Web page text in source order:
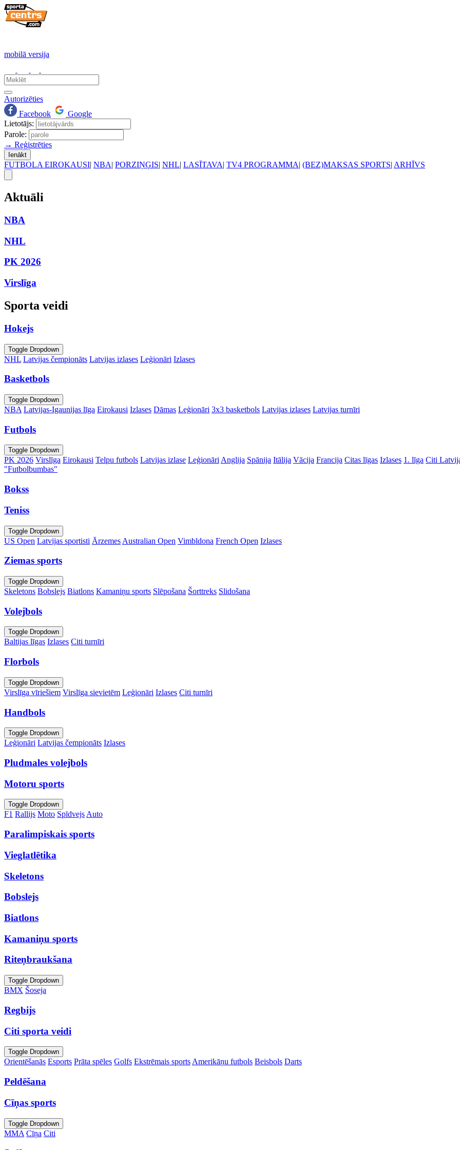
mobilā versija
Autorizēties
Facebook
Google
Lietotājs:
Parole:
→ Reģistrēties
Ienākt
FUTBOLA EIROKAUSI| NBA| PORZIŅĢIS| NHL| LASĪTAVA| TV4 PROGRAMMA| (BEZ)MAKSAS SPORTS| ARHĪVS
Aktuāli
NBA
NHL
PK 2026
Virslīga
Sporta veidi
Hokejs
Toggle Dropdown
NHL Latvijas čempionāts Latvijas izlases Leģionāri Izlases
Basketbols
Toggle Dropdown
NBA Latvijas-Igaunijas līga Eirokausi Izlases Dāmas Leģionāri 3x3 basketbols Latvijas izlases Latvijas turnīri
Futbols
Toggle Dropdown
PK 2026 Virslīga Eirokausi Telpu futbols Latvijas izlase Leģionāri Anglija Spānija Itālija Vācija Francija Citas līgas Izlases 1. līga Citi
"Futbolbumbas"
Bokss
Teniss
Toggle Dropdown
US Open Latvijas sportisti Ārzemes Australian Open Vimbldona French Open Izlases
Ziemas sports
Toggle Dropdown
Skeletons Bobslejs Biatlons Kamaniņu sports Slēpošana Šorttreks Slidošana
Volejbols
Toggle Dropdown
Baltijas līgas Izlases Citi turnīri
Florbols
Toggle Dropdown
Virslīga vīriešiem Virslīga sievietēm Leģionāri Izlases Citi turnīri
Handbols
Toggle Dropdown
Leģionāri Latvijas čempionāts Izlases
Pludmales volejbols
Motoru sports
Toggle Dropdown
F1 Rallijs Moto SpīdvejsAuto
Paralimpiskais sports
Vieglatlētika
Skeletons
Bobslejs
Biatlons
Kamaniņu sports
Riteņbraukšana
Toggle Dropdown
BMX Šoseja
Regbijs
Citi sporta veidi
Toggle Dropdown
Orientēšanās Esports Prāta spēles Golfs Ekstrēmais sports Amerikāņu futbols Beisbols Darts
Peldēšana
Cīņas sports
Toggle Dropdown
MMA Cīņa Citi